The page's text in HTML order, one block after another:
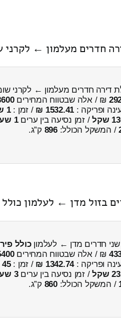
חדרים מעלמון ← לקרני
דירה חדרים מעלמון ← לקרני
₪ / אלה שבטווח המחירים
ופריקה : 1532.41 ₪ / זמן :1 שעות 40 דקות
/ זמן נסיעה בין ערים1 שעות , 46 דקות
/ המשקל הכולל:896 ק”ג.
בזול מדן ← לעלמון
שני חדרים מדן ← לעלמוןכולל
₪ / אלה שבטווח המחירים
ופריקה :1342.74 ₪ / זמן :45 דקות 33 שניות
/ זמן נסיעה בין ערים3 שעות , 31 דקות
/ המשקל הכולל:860 ק”ג.